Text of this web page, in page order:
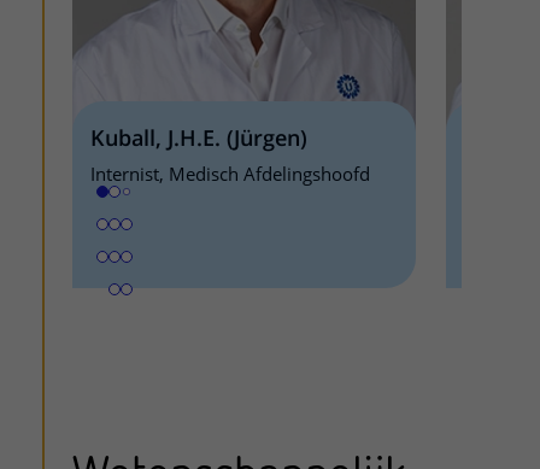
Kuball, J.H.E. (Jürgen)
Internist, Medisch Afdelingshoofd